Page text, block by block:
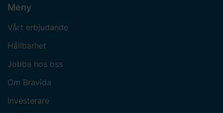
Meny
Vårt erbjudande
Hållbarhet
Jobba hos oss
Om Bravida
Investerare